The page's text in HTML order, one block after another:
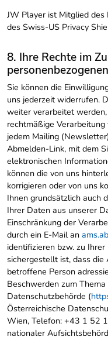
JW Player ist Mitglied des
des Swiss-US Privacy
8. Ihre Rechte im
Sie können die
uns jederzeit widerrufen.
weiter verarbeitet
rechtmäßige
jedem Mailing
Abmelden-Link, mit dem
elektronischen
können die von uns
korrigieren oder von uns
Ihnen grundsätzlich auch
Ihrer Daten aus unserer
Einschränkung der
durch ein E-Mail an
identifizieren bzw. zu
sichergestellt ist, dass
betroffene Person
Beschwerden zum
Datenschutzbehörde (
Österreichische
Wien, Telefon: +43 1 52
nationaler